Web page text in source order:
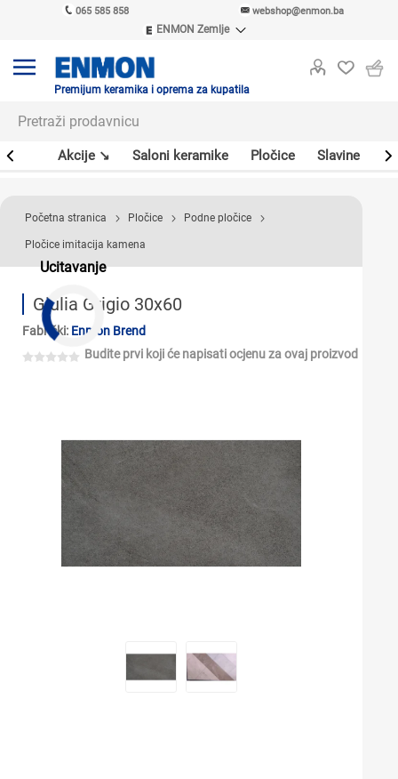
065 585 858 webshop@enmon.ba
ENMON Zemlje
ENMON MKD
Premijum keramika i oprema za kupatila
Akcije ↘ Saloni keramike Pločice Slavine
Ucitavanje
Početna stranica Pločice Podne pločice
Pločice imitacija kamena
Giulia Grigio 30x60
Fabrički: Enmon Brend
Budite prvi koji će napisati ocjenu za ovaj proizvod